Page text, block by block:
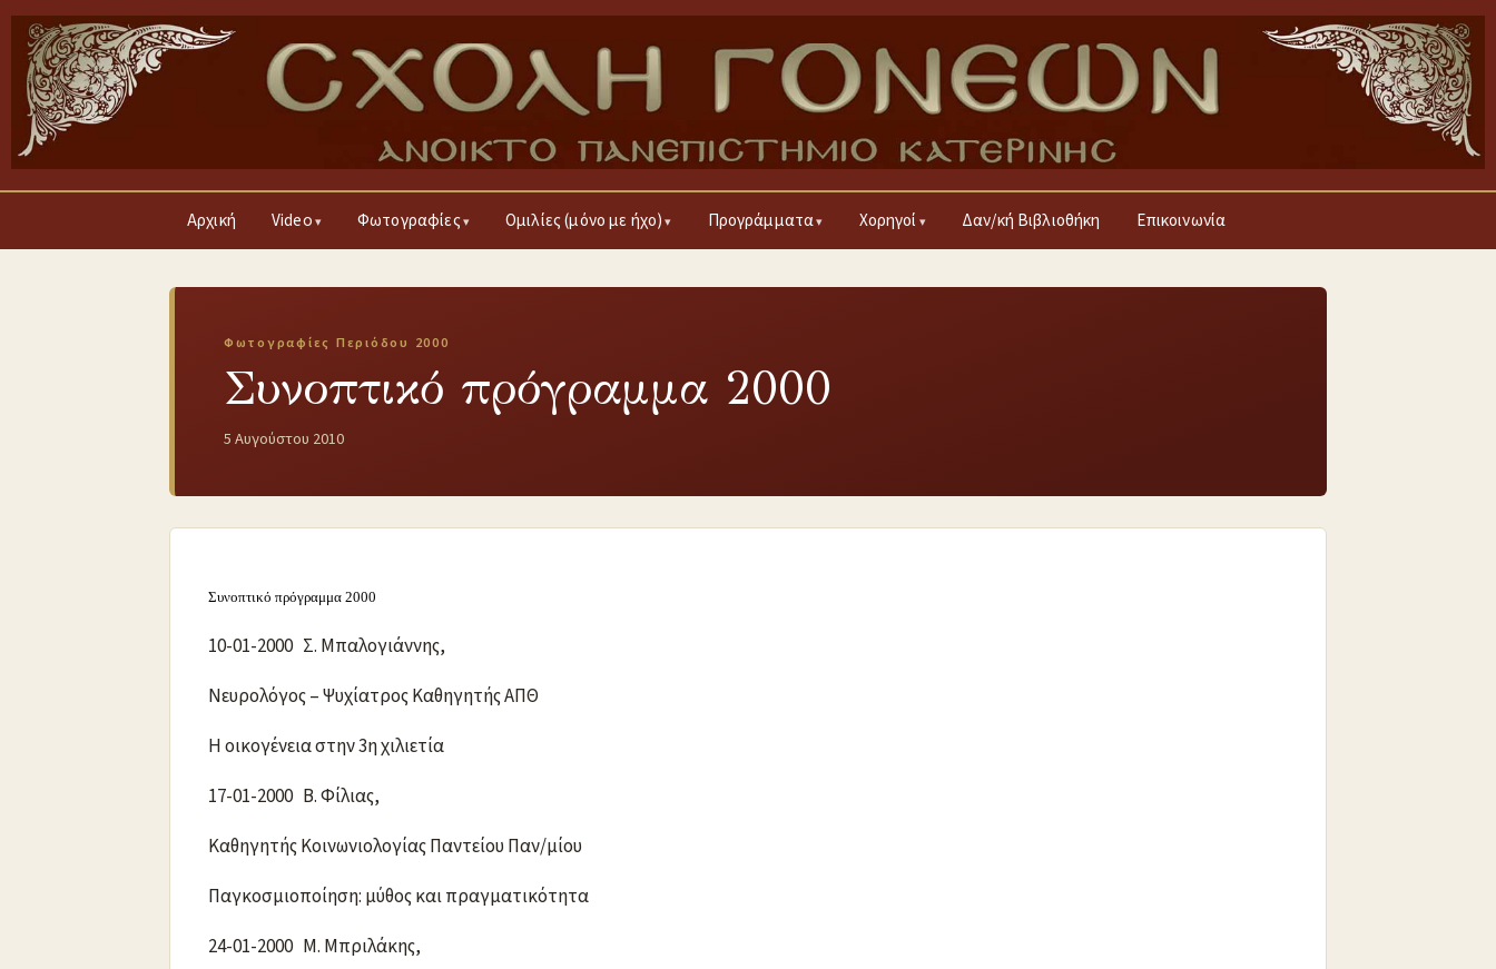
Αρχική Video Φωτογραφίες Ομιλίες (μόνο με ήχο) Προγράμματα Χορηγοί Δαν/κή Βιβλιοθήκη Επικοινωνία
Φωτογραφίες Περιόδου 2000
Συνοπτικό πρόγραμμα 2000
5 Αυγούστου 2010
Συνοπτικό πρόγραμμα 2000
10-01-2000 Σ. Μπαλογιάννης,
Νευρολόγος – Ψυχίατρος Καθηγητής ΑΠΘ
Η οικογένεια στην 3η χιλιετία
17-01-2000 Β. Φίλιας,
Καθηγητής Κοινωνιολογίας Παντείου Παν/μίου
Παγκοσμιοποίηση: μύθος και πραγματικότητα
24-01-2000 Μ. Μπριλάκης,